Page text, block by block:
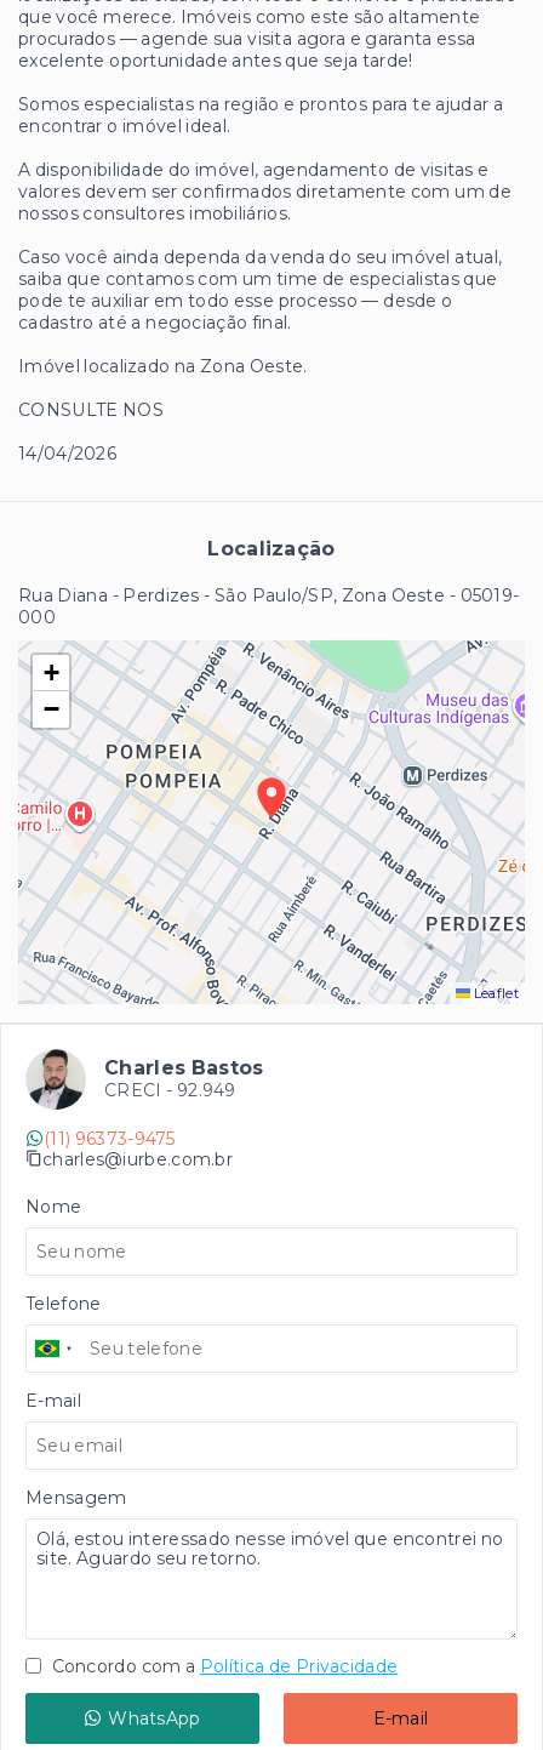
que você merece. Imóveis como este são altamente
procurados — agende sua visita agora e garanta essa
excelente oportunidade antes que seja tarde!
Somos especialistas na região e prontos para te ajudar a
encontrar o imóvel ideal.
A disponibilidade do imóvel, agendamento de visitas e
valores devem ser confirmados diretamente com um de
nossos consultores imobiliários.
Caso você ainda dependa da venda do seu imóvel atual,
saiba que contamos com um time de especialistas que
pode te auxiliar em todo esse processo — desde o
cadastro até a negociação final.
Imóvel localizado na Zona Oeste.
CONSULTE NOS
14/04/2026
Localização
Rua Diana - Perdizes - São Paulo/SP, Zona Oeste - 05019-
000
+
−
Leaflet
Charles Bastos
CRECI - 92.949
(11) 96373-9475
charles@iurbe.com.br
Nome
Telefone
E-mail
Mensagem
Concordo com a Política de Privacidade
WhatsApp E-mail